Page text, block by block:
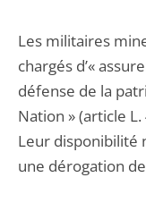
Les militaires
chargés d’«
défense de la
Nation » (article
Leur disponibilité
une dérogation